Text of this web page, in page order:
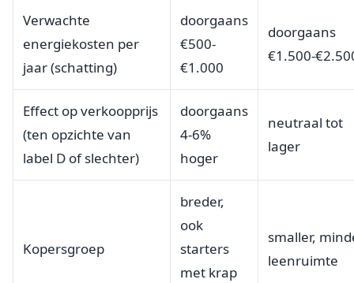
Verwachte
energiekosten per
jaar (schatting)
doorgaans
€500-
€1.000
doorgaans
€1.500-
Effect op verkoopprijs
(ten opzichte van
label D of slechter)
doorgaans
4-6%
hoger
neutraal tot
lager
Kopersgroep
breder,
ook
starters
met krap
smaller,
leenruimte